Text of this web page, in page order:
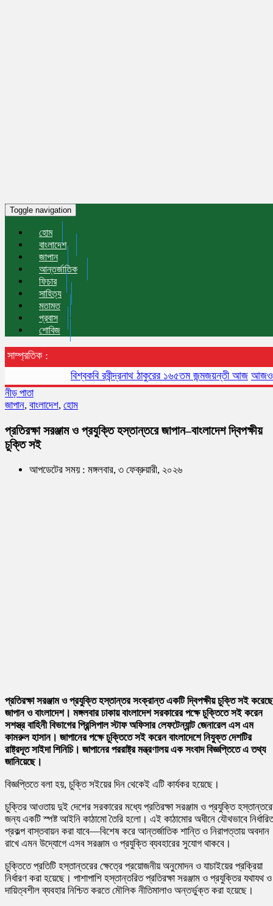
Toggle navigation
হোম
বাংলাদেশ
জাপান
আন্তর্জাতিক
ফিচার
সাহিত্য
মতামত
প্রবাস
শোবিজ
সাম্প্রতিক :
বিশ্বকবি রবীন্দ্রনাথ ঠাকুরের ১৬৫তম জন্মজয়ন্তী আজ আজও
নীড় পাতা
জাপান, বাংলাদেশ, হোম
প্রতিরক্ষা সরঞ্জাম ও প্রযুক্তি হস্তান্তরে জাপান–বাংলাদেশ দ্বিপক্ষীয়
চুক্তি সই
আপডেটের সময় : মঙ্গলবার, ৩ ফেব্রুয়ারী, ২০২৬
প্রতিরক্ষা সরঞ্জাম ও প্রযুক্তি হস্তান্তর সংক্রান্ত একটি দ্বিপক্ষীয় চুক্তি সই করেছে
জাপান ও বাংলাদেশ। মঙ্গলবার ঢাকায় বাংলাদেশ সরকারের পক্ষে চুক্তিতে সই করেন
সশস্ত্র বাহিনী বিভাগের প্রিন্সিপাল স্টাফ অফিসার লেফটেন্যান্ট জেনারেল এস এম
কামরুল হাসান। জাপানের পক্ষে চুক্তিতে সই করেন বাংলাদেশে নিযুক্ত দেশটির
রাষ্ট্রদূত সাইদা শিনিচি। জাপানের পররাষ্ট্র মন্ত্রণালয় এক সংবাদ বিজ্ঞপ্তিতে এ তথ্য
জানিয়েছে।
বিজ্ঞপ্তিতে বলা হয়, চুক্তি সইয়ের দিন থেকেই এটি কার্যকর হয়েছে।
চুক্তির আওতায় দুই দেশের সরকারের মধ্যে প্রতিরক্ষা সরঞ্জাম ও প্রযুক্তি
জন্য একটি স্পষ্ট আইনি কাঠামো তৈরি হলো। এই কাঠামোর অধীনে যৌথভাবে
প্রকল্প বাস্তবায়ন করা যাবে—বিশেষ করে আন্তর্জাতিক শান্তি ও নিরাপত্তায় অবদান
রাখে এমন উদ্যোগে এসব সরঞ্জাম ও প্রযুক্তি ব্যবহারের সুযোগ থাকবে।
চুক্তিতে প্রতিটি হস্তান্তরের ক্ষেত্রে প্রয়োজনীয় অনুমোদন ও যাচাইয়ের প্রক্রিয়া
নির্ধারণ করা হয়েছে। পাশাপাশি হস্তান্তরিত প্রতিরক্ষা সরঞ্জাম ও প্রযুক্তির যথাযথ ও
দায়িত্বশীল ব্যবহার নিশ্চিত করতে মৌলিক নীতিমালাও অন্তর্ভুক্ত করা হয়েছে।